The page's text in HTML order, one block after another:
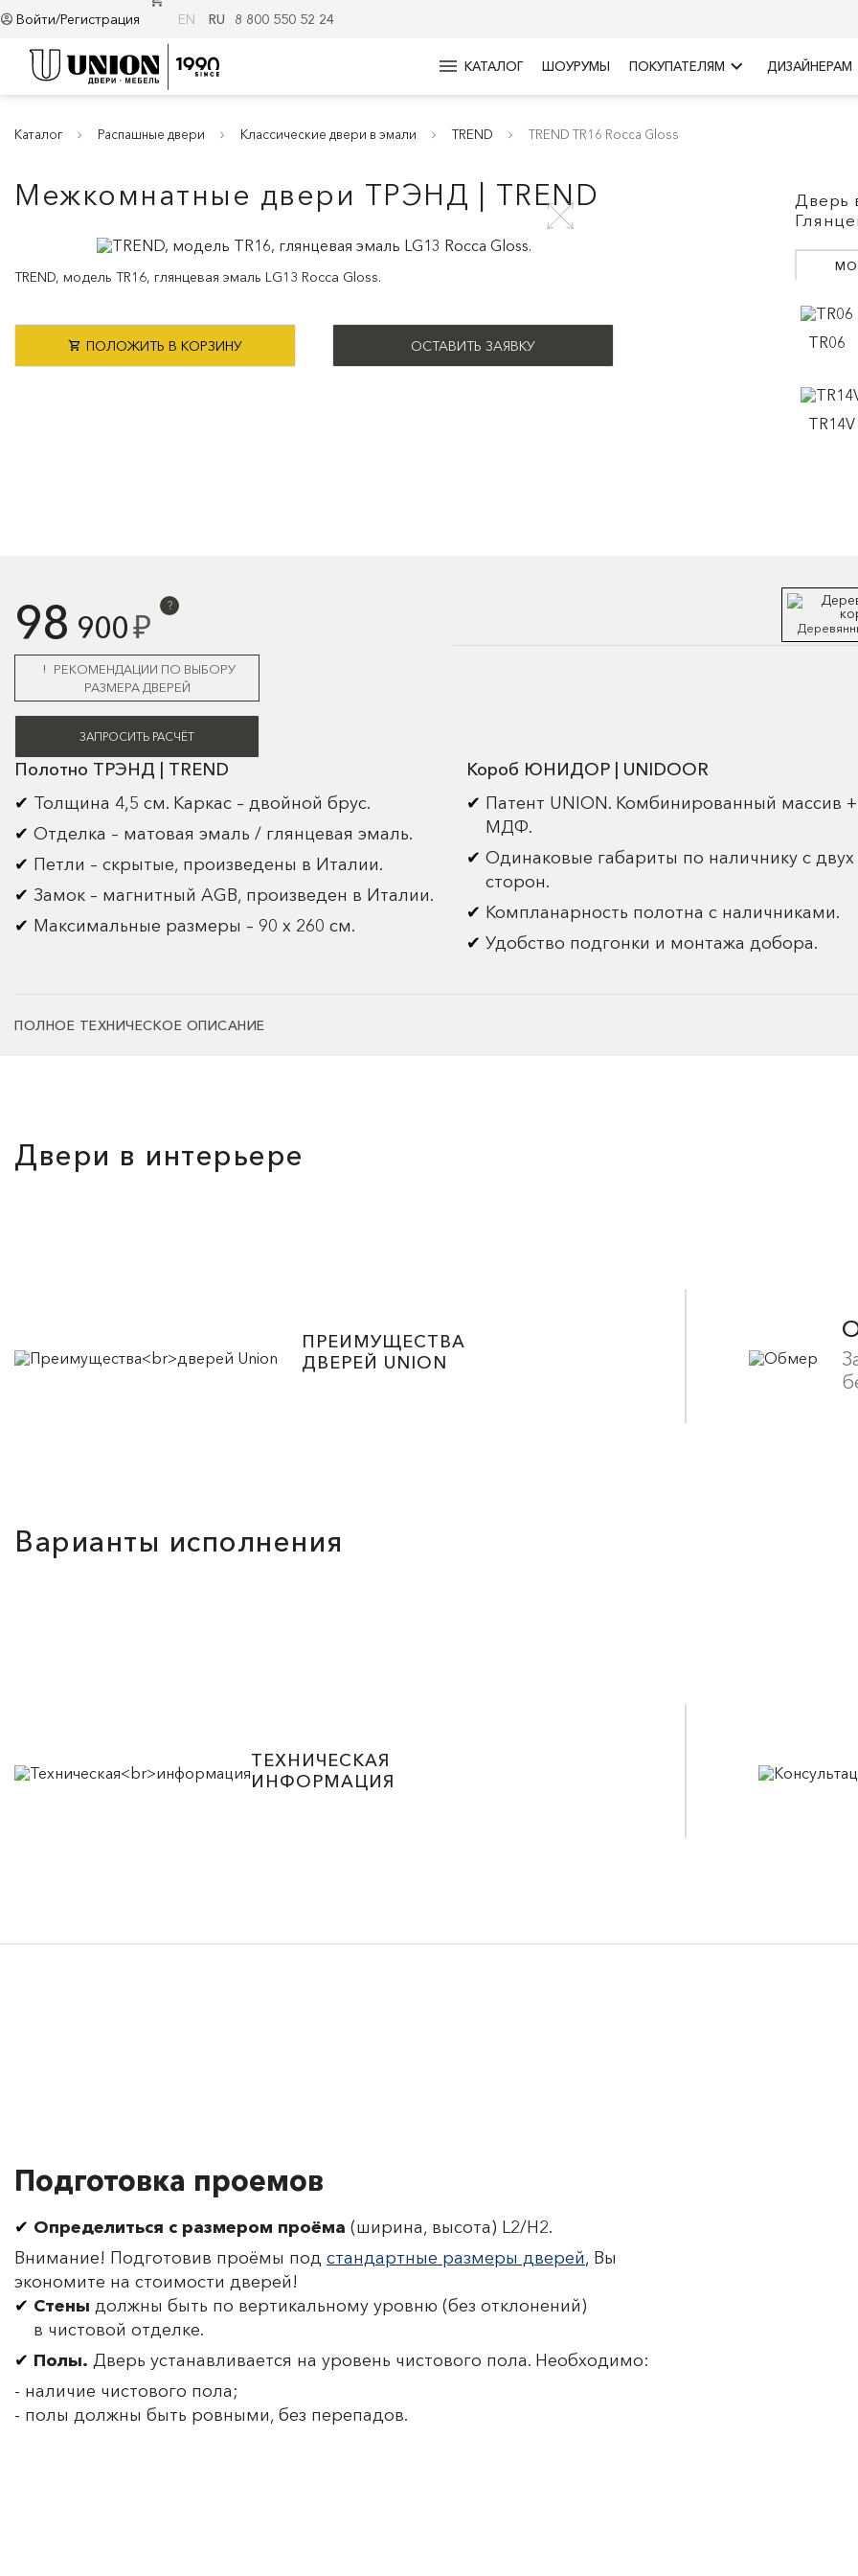
Войти/Регистрация EN RU 8 800 550 52 24
menu КАТАЛОГ ШОУРУМЫ ПОКУПАТЕЛЯМ keyboard_arrow_right ДИЗАЙНЕРАМ
Каталог Распашные двери Классические двери в эмали TREND TREND TR16 Rocca Gloss
Межкомнатные двери ТРЭНД | TREND
TREND, модель TR16, глянцевая эмаль LG13 Rocca Gloss.
ПОЛОЖИТЬ В КОРЗИНУ ОСТАВИТЬ ЗАЯВКУ
Дверь
TR06
TR14V
98 900₽
?
РЕКОМЕНДАЦИИ ПО ВЫБОРУ
РАЗМЕРА ДВЕРЕЙ
ЗАПРОСИТЬ РАСЧЁТ
Полотно ТРЭНД | TREND
Толщина 4,5 см. Каркас – двойной брус.
Отделка – матовая эмаль / глянцевая эмаль.
Петли – скрытые, произведены в Италии.
Замок – магнитный AGB, произведен в Италии.
Максимальные размеры – 90 х 260 см.
Короб ЮНИДОР | UNIDOOR
Патент UNION. Комбинированный массив +
МДФ.
Одинаковые габариты по наличнику с двух
сторон.
Компланарность полотна с наличниками.
Удобство подгонки и монтажа добора.
ПОЛНОЕ ТЕХНИЧЕСКОЕ ОПИСАНИЕ
Двери в интерьере
ПРЕИМУЩЕСТВА
ДВЕРЕЙ UNION
Варианты исполнения
ТЕХНИЧЕСКАЯ
ИНФОРМАЦИЯ
Подготовка проемов
Определиться с размером проёма (ширина, высота) L2/H2.
Внимание! Подготовив проёмы под стандартные размеры дверей, Вы
экономите на стоимости дверей!
Стены должны быть по вертикальному уровню (без отклонений)
в чистовой отделке.
Полы. Дверь устанавливается на уровень чистового пола. Необходимо:
- наличие чистового пола;
- полы должны быть ровными, без перепадов.